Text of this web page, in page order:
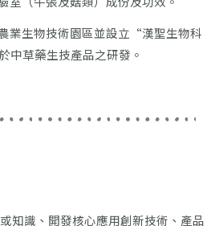
業生物技術園區並設立“漢聖生物科
中草藥生技產品之研發。
知識、開發核心應用創新技術、產品